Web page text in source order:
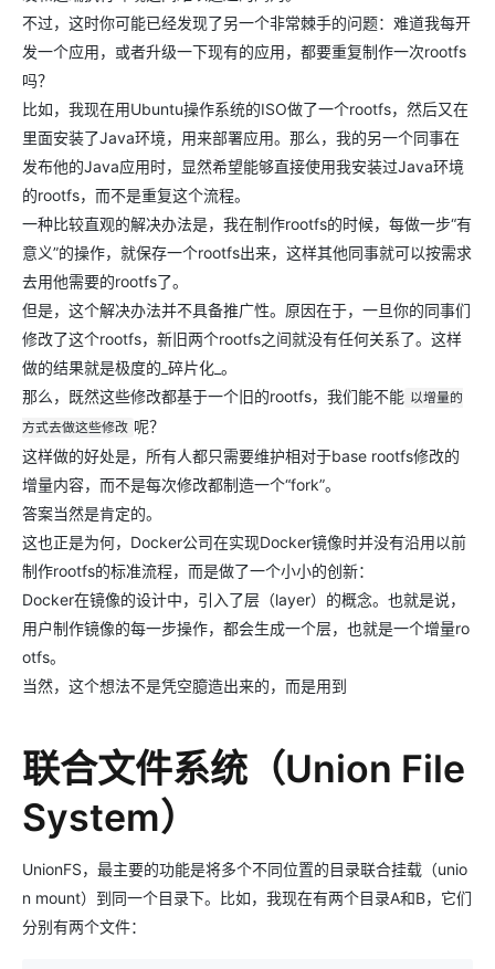
不过，这时你可能已经发现了另一个非常棘手的问题：难道我每开
发一个应用，或者升级一下现有的应用，都要重复制作一次rootfs
吗？
比如，我现在用Ubuntu操作系统的ISO做了一个rootfs，然后又在
里面安装了Java环境，用来部署应用。那么，我的另一个同事在
发布他的Java应用时，显然希望能够直接使用我安装过Java环境
的rootfs，而不是重复这个流程。
一种比较直观的解决办法是，我在制作rootfs的时候，每做一步“有
意义”的操作，就保存一个rootfs出来，这样其他同事就可以按需求
去用他需要的rootfs了。
但是，这个解决办法并不具备推广性。原因在于，一旦你的同事们
修改了这个rootfs，新旧两个rootfs之间就没有任何关系了。这样
做的结果就是极度的_碎片化_。
那么，既然这些修改都基于一个旧的rootfs，我们能不能 以增量的
方式去做这些修改 呢？
这样做的好处是，所有人都只需要维护相对于base rootfs修改的
增量内容，而不是每次修改都制造一个“fork”。
答案当然是肯定的。
这也正是为何，Docker公司在实现Docker镜像时并没有沿用以前
制作rootfs的标准流程，而是做了一个小小的创新：
Docker在镜像的设计中，引入了层（layer）的概念。也就是说，
用户制作镜像的每一步操作，都会生成一个层，也就是一个增量ro
otfs。
当然，这个想法不是凭空臆造出来的，而是用到
联合文件系统（Union File
System）
UnionFS，最主要的功能是将多个不同位置的目录联合挂载（unio
n mount）到同一个目录下。比如，我现在有两个目录A和B，它们
分别有两个文件：